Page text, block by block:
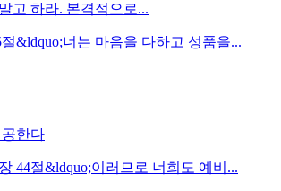
고 하라. 본격적으로...
&ldquo;너는 마음을 다하고 성품을...
한다
44절&ldquo;이러므로 너희도 예비...